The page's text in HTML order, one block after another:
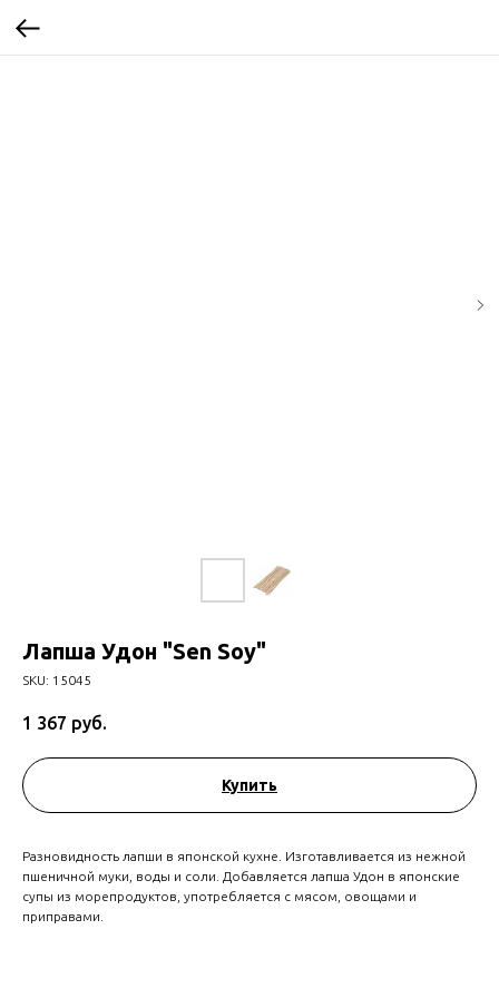
Лапша Удон "Sen Soy"
SKU: 15045
1 367 руб.
Купить
Разновидность лапши в японской кухне. Изготавливается из нежной
пшеничной муки, воды и соли. Добавляется лапша Удон в японские
супы из морепродуктов, употребляется с мясом, овощами и
приправами.